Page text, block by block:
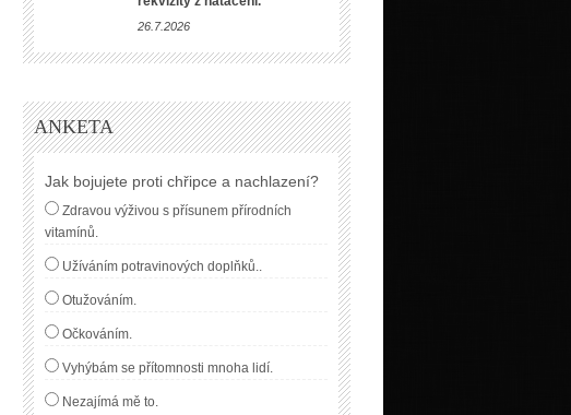
26.7.2026
ANKETA
Jak bojujete proti chřipce a nachlazení?
Zdravou výživou s přísunem přírodních
vitamínů.
Užíváním potravinových doplňků..
Otužováním.
Očkováním.
Vyhýbám se přítomnosti mnoha lidí.
Nezajímá mě to.